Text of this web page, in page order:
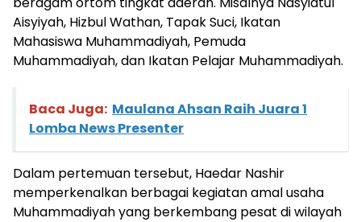
Aisyiyah, Hizbul Wathan, Tapak Suci, Ikatan
Mahasiswa Muhammadiyah, Pemuda
Muhammadiyah, dan Ikatan Pelajar Muhammadiyah.
Baca Juga: Maulana Ahsan Raih Juara 1
Lomba News Presenter
Dalam pertemuan tersebut, Haedar Nashir
memperkenalkan berbagai kegiatan amal usaha
Muhammadiyah yang berkembang pesat di wilayah